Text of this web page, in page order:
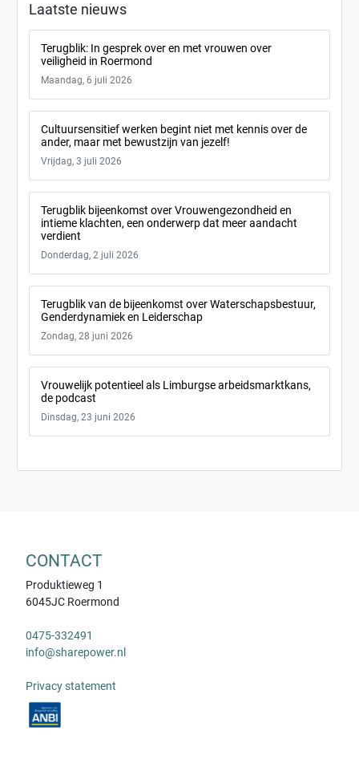
Laatste nieuws
Terugblik: In gesprek over en met vrouwen over
veiligheid in Roermond
Maandag, 6 juli 2026
Cultuursensitief werken begint niet met kennis over de
ander, maar met bewustzijn van jezelf!
Vrijdag, 3 juli 2026
Terugblik bijeenkomst over Vrouwengezondheid en
intieme klachten, een onderwerp dat meer aandacht
verdient
Donderdag, 2 juli 2026
Terugblik van de bijeenkomst over Waterschapsbestuur,
Genderdynamiek en Leiderschap
Zondag, 28 juni 2026
Vrouwelijk potentieel als Limburgse arbeidsmarktkans,
de podcast
Dinsdag, 23 juni 2026
CONTACT
Produktieweg 1
6045JC Roermond
0475-332491
info@sharepower.nl
Privacy statement